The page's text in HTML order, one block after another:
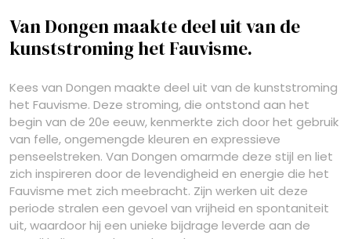
Van Dongen maakte deel uit van de
kunststroming het Fauvisme.
Kees van Dongen maakte deel uit van de kunststroming
het Fauvisme. Deze stroming, die ontstond aan het
begin van de 20e eeuw, kenmerkte zich door het gebruik
van felle, ongemengde kleuren en expressieve
penseelstreken. Van Dongen omarmde deze stijl en liet
zich inspireren door de levendigheid en energie die het
Fauvisme met zich meebracht. Zijn werken uit deze
periode stralen een gevoel van vrijheid en spontaniteit
uit, waardoor hij een unieke bijdrage leverde aan de